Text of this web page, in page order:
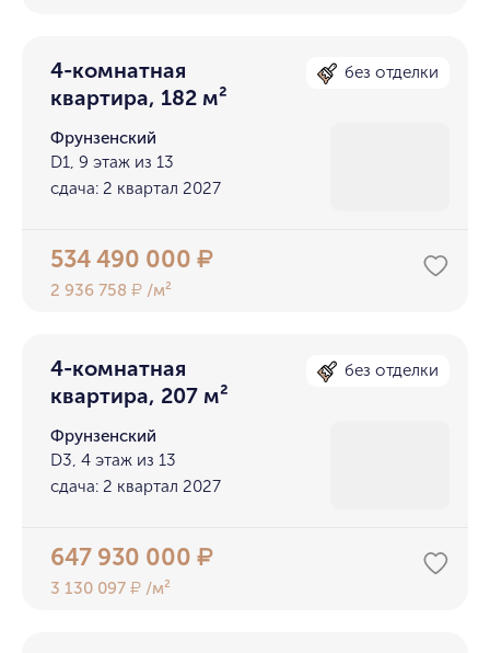
4-комнатная
квартира, 182 м²
без отделки
Фрунзенский
D1, 9 этаж из 13
сдача: 2 квартал 2027
534 490 000₽
2 936 758₽ /м²
4-комнатная
квартира, 207 м²
без отделки
Фрунзенский
D3, 4 этаж из 13
сдача: 2 квартал 2027
647 930 000₽
3 130 097₽ /м²